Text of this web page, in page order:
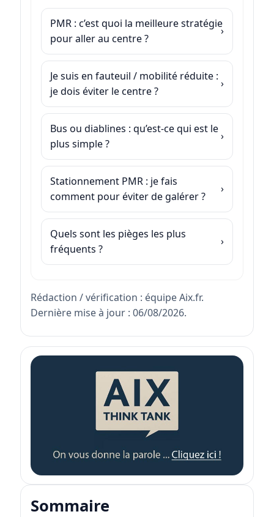
PMR : c’est quoi la meilleure stratégie
pour aller au centre ?
Je suis en fauteuil / mobilité réduite :
je dois éviter le centre ?
Bus ou diablines : qu’est-ce qui est le
plus simple ?
Stationnement PMR : je fais
comment pour éviter de galérer ?
Quels sont les pièges les plus
fréquents ?
Rédaction / vérification : équipe Aix.fr.
Dernière mise à jour : 06/08/2026.
Sommaire